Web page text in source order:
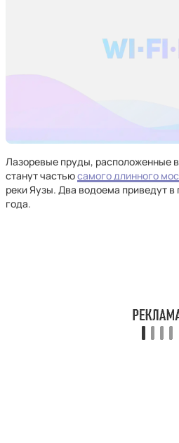
Лазоревые пруды, расположенные
станут частьюсамого длинного
реки Яузы. Два водоема приведут в
года.